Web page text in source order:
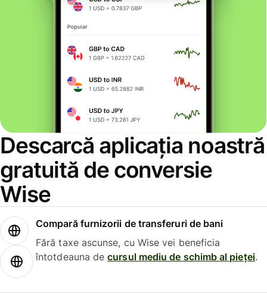
Descarcă aplicația noastră
gratuită de conversie
Wise
Compară furnizorii de transferuri de bani
Fără taxe ascunse, cu Wise vei beneficia
întotdeauna decursul mediu de schimb al pieței.